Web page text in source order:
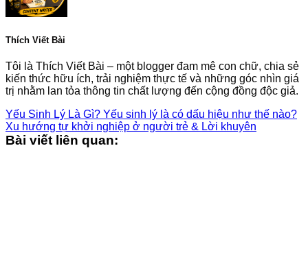
Thích Viết Bài
Tôi là Thích Viết Bài – một blogger đam mê con chữ, chia sẻ
kiến thức hữu ích, trải nghiệm thực tế và những góc nhìn giá
trị nhằm lan tỏa thông tin chất lượng đến cộng đồng độc giả.
Yếu Sinh Lý Là Gì? Yếu sinh lý là có dấu hiệu như thế nào?
Xu hướng tự khởi nghiệp ở người trẻ & Lời khuyên
Bài viết liên quan: